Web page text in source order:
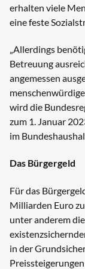
erhalten viele
eine feste
„Allerdings
Betreuung
angemessen
wird die
zum 1. Januar
im
Das Bürgergeld
Für das
Milliarden Euro
unter anderem
in der